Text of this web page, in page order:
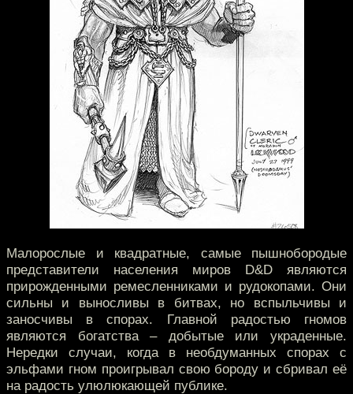
Малорослые и квадратные, самые пышнобородые
представители населения миров D&D являются
прирожденными ремесленниками и рудокопами. Они
сильны и выносливы в битвах, но вспыльчивы и
заносчивы в спорах. Главной радостью гномов
являются богатства – добытые или украденные.
Нередки случаи, когда в необдуманных спорах с
эльфами гном проигрывал свою бороду и сбривал её
на радость улюлюкающей публике.